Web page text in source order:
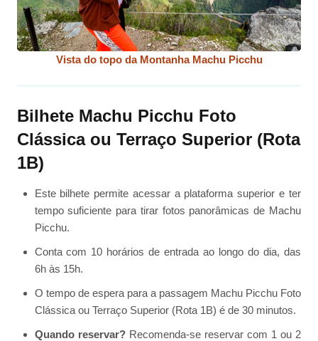
Vista do topo da Montanha Machu Picchu
Bilhete Machu Picchu Foto
Clássica ou Terraço Superior (Rota
1B)
Este bilhete permite acessar a plataforma superior e ter
tempo suficiente para tirar fotos panorâmicas de Machu
Picchu.
Conta com 10 horários de entrada ao longo do dia, das
6h às 15h.
O tempo de espera para a passagem Machu Picchu Foto
Clássica ou Terraço Superior (Rota 1B) é de 30 minutos.
Quando reservar?Recomenda-se reservar com 1 ou 2